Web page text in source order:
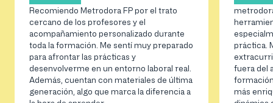
Recomiendo Metrodora FP por el trato
cercano de los profesores y el
acompañamiento personalizado durante
toda la formación. Me sentí muy preparado
para afrontar las prácticas y
desenvolverme en un entorno laboral real.
Además, cuentan con materiales de última
generación, algo que marca la diferencia a
práctica.
fuera del
más